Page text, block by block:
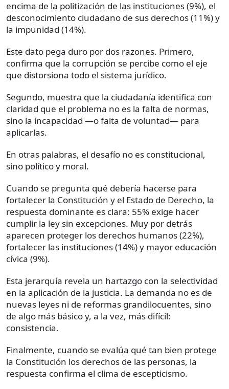
encima de la politización de las instituciones (9%), el
desconocimiento ciudadano de sus derechos (11%) y
la impunidad (14%).
Este dato pega duro por dos razones. Primero,
confirma que la corrupción se percibe como el eje
que distorsiona todo el sistema jurídico.
Segundo, muestra que la ciudadanía identifica con
claridad que el problema no es la falta de normas,
sino la incapacidad —o falta de voluntad— para
aplicarlas.
En otras palabras, el desafío no es constitucional,
sino político y moral.
Cuando se pregunta qué debería hacerse para
fortalecer la Constitución y el Estado de Derecho, la
respuesta dominante es clara: 55% exige hacer
cumplir la ley sin excepciones. Muy por detrás
aparecen proteger los derechos humanos (22%),
fortalecer las instituciones (14%) y mayor educación
cívica (9%).
Esta jerarquía revela un hartazgo con la selectividad
en la aplicación de la justicia. La demanda no es de
nuevas leyes ni de reformas grandilocuentes, sino
de algo más básico y, a la vez, más difícil:
consistencia.
Finalmente, cuando se evalúa qué tan bien protege
la Constitución los derechos de las personas, la
respuesta confirma el clima de escepticismo.